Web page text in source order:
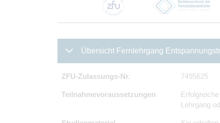
Übersicht Fernlehrgang
ZFU-Zulassungs-Nr. 7495625
Teilnahmevoraussetzungen
Lehrgang